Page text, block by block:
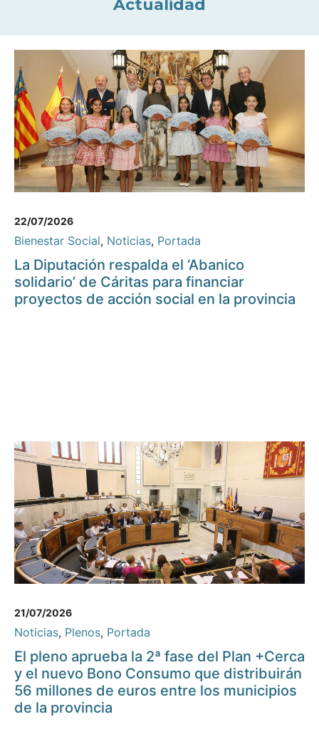
Actualidad
22/07/2026
Bienestar Social, Noticias, Portada
La Diputación respalda el ‘Abanico
solidario’ de Cáritas para financiar
proyectos de acción social en la provincia
21/07/2026
Noticias, Plenos, Portada
El pleno aprueba la 2ª fase del Plan +Cerca
y el nuevo Bono Consumo que distribuirán
56 millones de euros entre los municipios
de la provincia